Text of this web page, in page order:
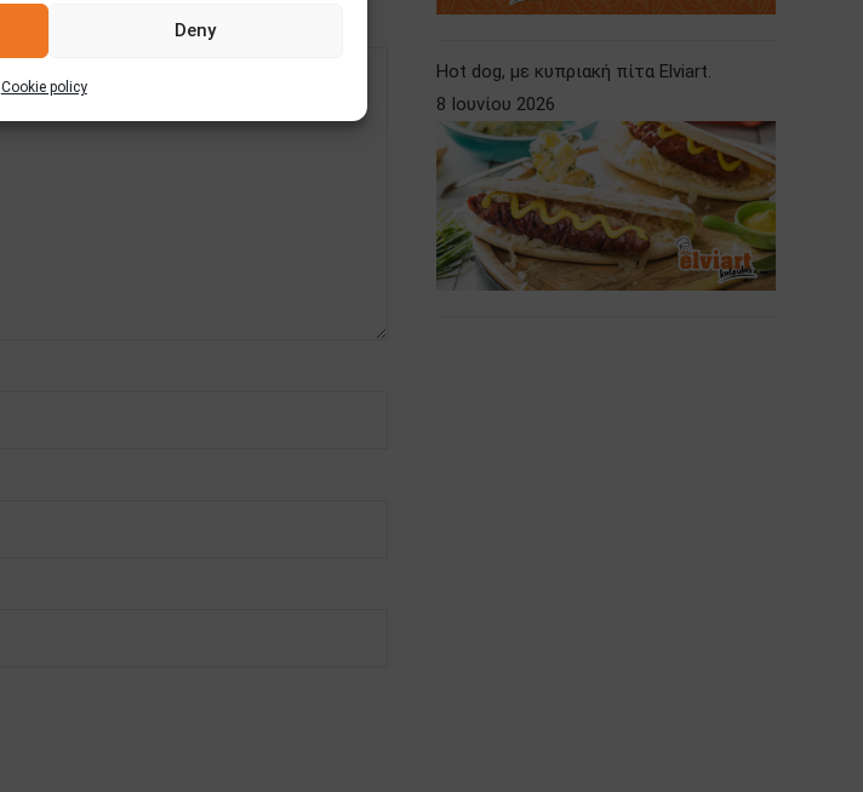
Deny
Cookie policy
Hot dog, με κυπριακή πίτα Elviart.
8 Ιουνίου 2026